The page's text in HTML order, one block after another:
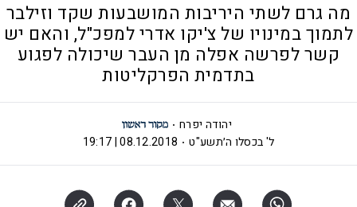
מה גרם לשתי היריבות המושבעות שקד וזילבר
לתמוך במינויו של צ'יקו אדרי למפכ"ל, והאם יש
קשר לפרשה אפלה מן העבר שיכולה לפגוע
בתדמית הפרקליטות
יהודה יפרח
ל' בכסלו ה׳תשע"ט
08.12.2018 | 19:17